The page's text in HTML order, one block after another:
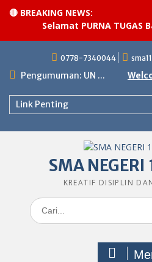
🔴 BREAKING NEWS:
Selamat PURNA TUGAS
content
0778-7340044
Pengumuman: UN ...
Link Penting
SMA NEGERI
KREATIF DISIPLIN
Search
for: